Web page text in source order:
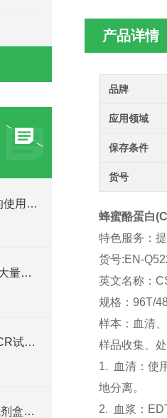
马铃薯病毒Y(PVY)试剂盒的使用方法非常简单，一看就会
ELISA检测试剂盒可适用于大量样本的同时检测
随着技术的不断进步，猪PCR试剂盒在不断的发展和*
在食品安全领域中羊elisa试剂盒也有着一定的应用
产品详情
品牌
应用领域
保存条件
货号
蜂蜜酪蛋白
特色服务：
货号:EN-
英文名称：
规格：96T/
样本：血清
样品收集、
1. 血清：使
地分离。
2. 血浆：